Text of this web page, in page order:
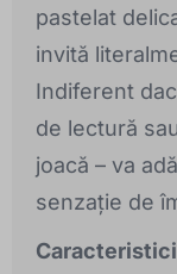
pastelat
invită
Indiferent
de lectură
joacă – va
senzație de
Caracteristici